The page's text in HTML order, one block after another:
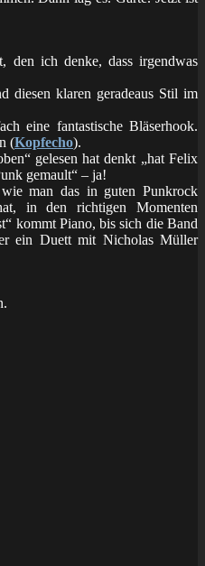
den ich denke, dass irgendwas
diesen klaren geradeaus Stil im
eine fantastische Bläserhook.
(Kopfecho).
gelesen hat denkt „hat Felix
gemault“ – ja!
man das in guten Punkrock
in den richtigen Momenten
kommt Piano, bis sich die Band
ein Duett mit Nicholas Müller